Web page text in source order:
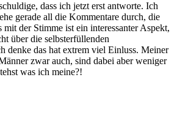
dass ich jetzt erst antworte. Ich
gerade all die Kommentare durch, die
der Stimme ist ein interessanter Aspekt,
über die selbsterfüllenden
denke das hat extrem viel Einluss. Meiner
zwar auch, sind dabei aber weniger
was ich meine?!